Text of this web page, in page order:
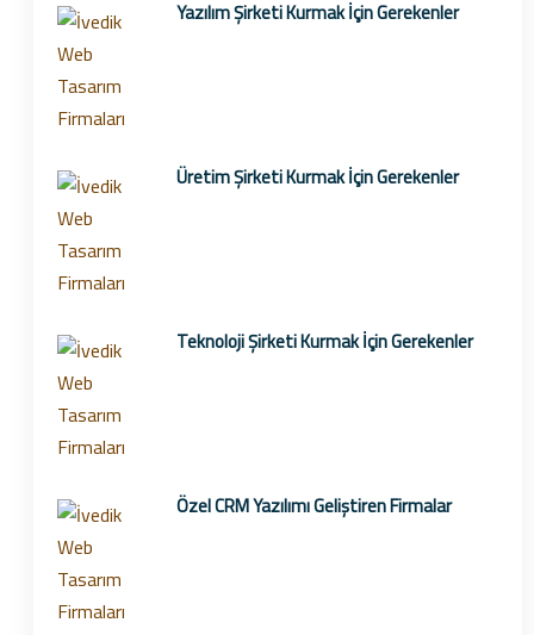
Yazılım Şirketi Kurmak İçin Gerekenler
Üretim Şirketi Kurmak İçin Gerekenler
Teknoloji Şirketi Kurmak İçin Gerekenler
Özel CRM Yazılımı Geliştiren Firmalar